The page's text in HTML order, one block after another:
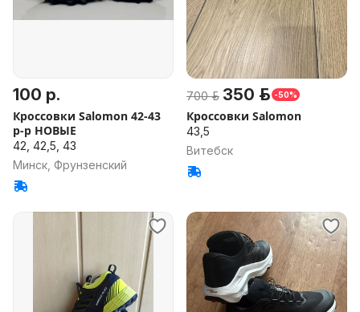
100 р.
Кроссовки Salomon 42-43
р-р НОВЫЕ
42, 42,5, 43
Минск, Фрунзенский
700 р. 350 р. -50%
Кроссовки Salomon
43,5
Витебск